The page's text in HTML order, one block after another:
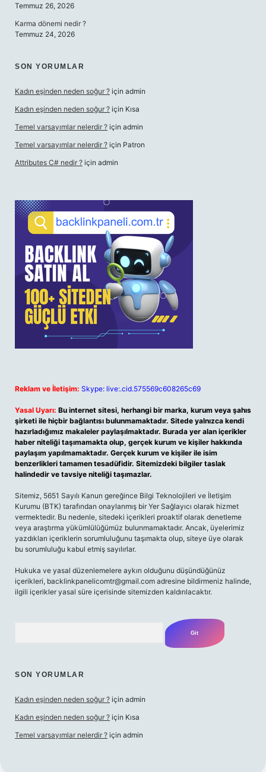
Temmuz 26, 2026
Karma dönemi nedir ?
Temmuz 24, 2026
SON YORUMLAR
Kadın eşinden neden soğur ? için admin
Kadın eşinden neden soğur ? için Kısa
Temel varsayımlar nelerdir ? için admin
Temel varsayımlar nelerdir ? için Patron
Attributes C# nedir ? için admin
Reklam ve İletişim: Skype: live:.cid.575569c608265c69
Yasal Uyarı: Bu internet sitesi, herhangi bir marka, kurum veya şahıs
şirketi ile hiçbir bağlantısı bulunmamaktadır. Sitede yalnızca kendi
hazırladığımız makaleler paylaşılmaktadır. Burada yer alan içerikler
haber niteliği taşımamakta olup, gerçek kurum ve kişiler hakkında
paylaşım yapılmamaktadır. Gerçek kurum ve kişiler ile isim
benzerlikleri tamamen tesadüfidir. Sitemizdeki bilgiler taslak
halindedir ve tavsiye niteliği taşımazlar.
Sitemiz, 5651 Sayılı Kanun gereğince Bilgi Teknolojileri ve İletişim
Kurumu (BTK) tarafından onaylanmış bir Yer Sağlayıcı olarak hizmet
vermektedir. Bu nedenle, sitedeki içerikleri proaktif olarak denetleme
veya araştırma yükümlülüğümüz bulunmamaktadır. Ancak, üyelerimiz
yazdıkları içeriklerin sorumluluğunu taşımakta olup, siteye üye olarak
bu sorumluluğu kabul etmiş sayılırlar.
Hukuka ve yasal düzenlemelere aykırı olduğunu düşündüğünüz
içerikleri, backlinkpanelicomtr@gmail.com adresine bildirmeniz halinde,
ilgili içerikler yasal süre içerisinde sitemizden kaldırılacaktır.
SON YORUMLAR
Kadın eşinden neden soğur ? için admin
Kadın eşinden neden soğur ? için Kısa
Temel varsayımlar nelerdir ? için admin